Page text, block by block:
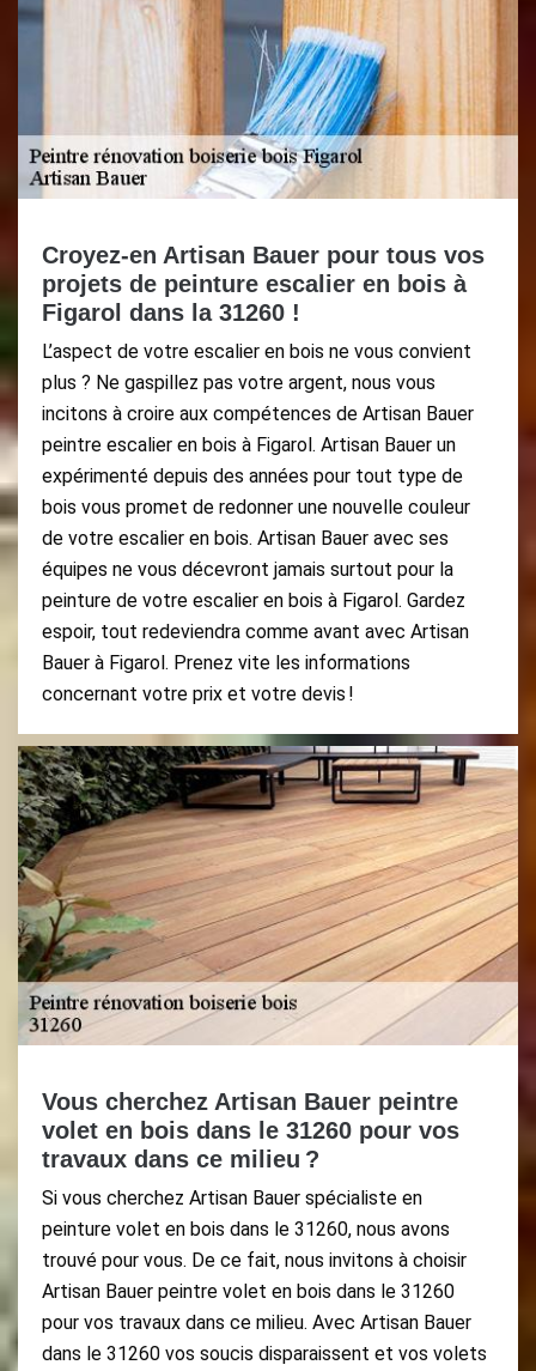
Croyez-en Artisan Bauer pour tous vos
projets de peinture escalier en bois à
Figarol dans la 31260 !
L’aspect de votre escalier en bois ne vous convient
plus ? Ne gaspillez pas votre argent, nous vous
incitons à croire aux compétences de Artisan Bauer
peintre escalier en bois à Figarol. Artisan Bauer un
expérimenté depuis des années pour tout type de
bois vous promet de redonner une nouvelle couleur
de votre escalier en bois. Artisan Bauer avec ses
équipes ne vous décevront jamais surtout pour la
peinture de votre escalier en bois à Figarol. Gardez
espoir, tout redeviendra comme avant avec Artisan
Bauer à Figarol. Prenez vite les informations
concernant votre prix et votre devis !
Vous cherchez Artisan Bauer peintre
volet en bois dans le 31260 pour vos
travaux dans ce milieu ?
Si vous cherchez Artisan Bauer spécialiste en
peinture volet en bois dans le 31260, nous avons
trouvé pour vous. De ce fait, nous invitons à choisir
Artisan Bauer peintre volet en bois dans le 31260
pour vos travaux dans ce milieu. Avec Artisan Bauer
dans le 31260 vos soucis disparaissent et vos volets